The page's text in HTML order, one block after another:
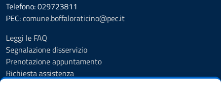
Telefono: 029723811
PEC:comune.boffaloraticino@pec.it
Leggi le FAQ
Segnalazione disservizio
Prenotazione appuntamento
Richiesta assistenza